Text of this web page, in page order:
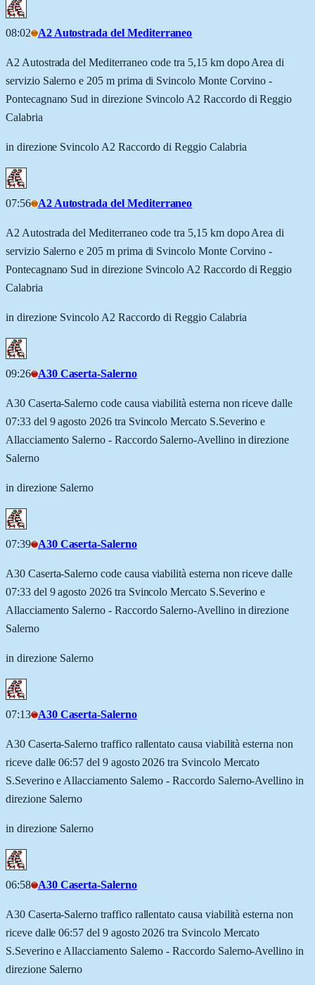
08:02 A2 Autostrada del Mediterraneo
A2 Autostrada del Mediterraneo code tra 5,15 km dopo Area di
servizio Salerno e 205 m prima di Svincolo Monte Corvino -
Pontecagnano Sud in direzione Svincolo A2 Raccordo di Reggio
Calabria
in direzione Svincolo A2 Raccordo di Reggio Calabria
07:56 A2 Autostrada del Mediterraneo
A2 Autostrada del Mediterraneo code tra 5,15 km dopo Area di
servizio Salerno e 205 m prima di Svincolo Monte Corvino -
Pontecagnano Sud in direzione Svincolo A2 Raccordo di Reggio
Calabria
in direzione Svincolo A2 Raccordo di Reggio Calabria
09:26 A30 Caserta-Salerno
A30 Caserta-Salerno code causa viabilità esterna non riceve dalle
07:33 del 9 agosto 2026 tra Svincolo Mercato S.Severino e
Allacciamento Salerno - Raccordo Salerno-Avellino in direzione
Salerno
in direzione Salerno
07:39 A30 Caserta-Salerno
A30 Caserta-Salerno code causa viabilità esterna non riceve dalle
07:33 del 9 agosto 2026 tra Svincolo Mercato S.Severino e
Allacciamento Salerno - Raccordo Salerno-Avellino in direzione
Salerno
in direzione Salerno
07:13 A30 Caserta-Salerno
A30 Caserta-Salerno traffico rallentato causa viabilità esterna non
riceve dalle 06:57 del 9 agosto 2026 tra Svincolo Mercato
S.Severino e Allacciamento Salerno - Raccordo Salerno-Avellino in
direzione Salerno
in direzione Salerno
06:58 A30 Caserta-Salerno
A30 Caserta-Salerno traffico rallentato causa viabilità esterna non
riceve dalle 06:57 del 9 agosto 2026 tra Svincolo Mercato
S.Severino e Allacciamento Salerno - Raccordo Salerno-Avellino in
direzione Salerno